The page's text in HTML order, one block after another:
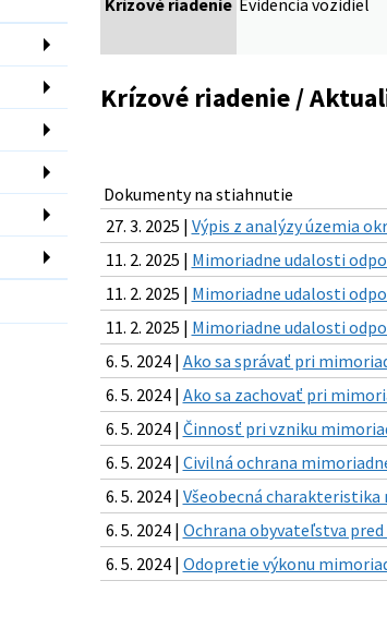
Krízové riadenie Evidencia vozidiel
Krízové riadenie /
Dokumenty na stiahnutie
27. 3. 2025 | Výpis z analýzy územia
11. 2. 2025 | Mimoriadne udalosti
11. 2. 2025 | Mimoriadne udalosti
11. 2. 2025 | Mimoriadne udalosti
6. 5. 2024 | Ako sa správať pri
6. 5. 2024 | Ako sa zachovať pri
6. 5. 2024 | Činnosť pri vzniku
6. 5. 2024 | Civilná ochrana
6. 5. 2024 | Všeobecná charakteristika
6. 5. 2024 | Ochrana obyvateľstva
6. 5. 2024 | Odopretie výkonu